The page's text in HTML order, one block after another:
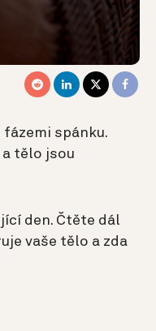
spánku.
a tělo jsou
den. Čtěte dál
vaše tělo a zda